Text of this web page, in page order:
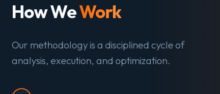
How WeWork
Our methodology is a disciplined cycle of
analysis, execution, and optimization.